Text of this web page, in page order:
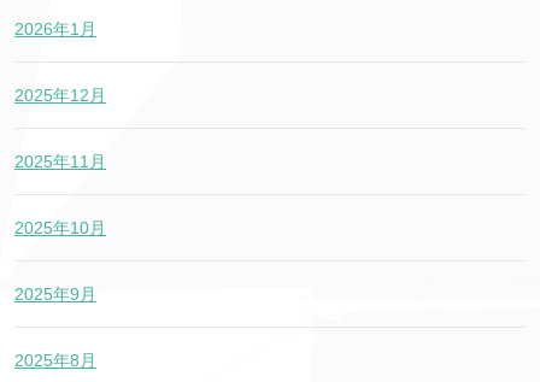
2026年1月
2025年12月
2025年11月
2025年10月
2025年9月
2025年8月